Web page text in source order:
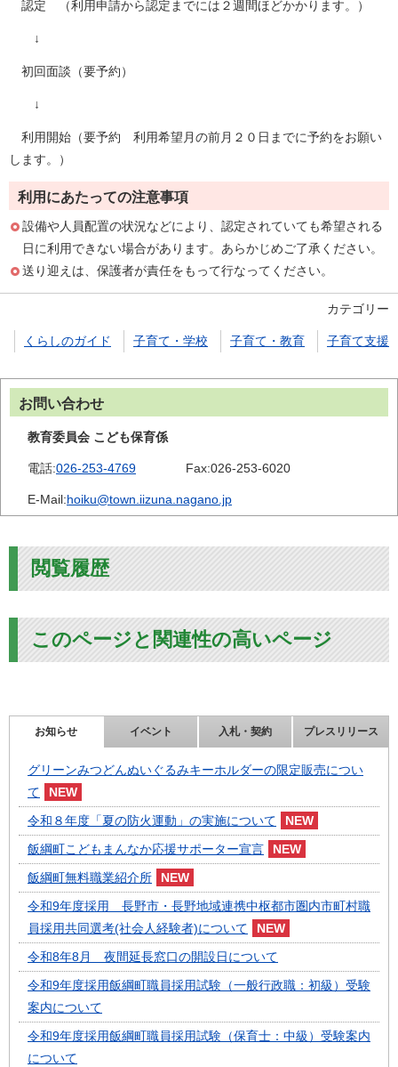
認定 （利用申請から認定までには２週間ほどかかります。）
↓
初回面談（要予約）
↓
利用開始（要予約 利用希望月の前月２０日までに予約をお願い
します。）
利用にあたっての注意事項
設備や人員配置の状況などにより、認定されていても希望される
日に利用できない場合があります。あらかじめご了承ください。
送り迎えは、保護者が責任をもって行なってください。
カテゴリー
くらしのガイド 子育て・学校 子育て・教育 子育て支援
お問い合わせ
教育委員会 こども保育係
電話:026-253-4769 Fax:026-253-6020
E-Mail:hoiku@town.iizuna.nagano.jp
閲覧履歴
このページと関連性の高いページ
お知らせ イベント 入札・契約 プレスリリース
グリーンみつどんぬいぐるみキーホルダーの限定販売につい
て
令和８年度「夏の防火運動」の実施について
飯綱町こどもまんなか応援サポーター宣言
飯綱町無料職業紹介所
令和9年度採用 長野市・長野地域連携中枢都市圏内市町村職
員採用共同選考(社会人経験者)について
令和8年8月 夜間延長窓口の開設日について
令和9年度採用飯綱町職員採用試験（一般行政職：初級）受験
案内について
令和9年度採用飯綱町職員採用試験（保育士：中級）受験案内
について